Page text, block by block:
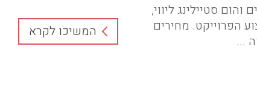
והום סטיילינג ליווי,
הפרוייקט. מחירים
...
המשיכו לקרא